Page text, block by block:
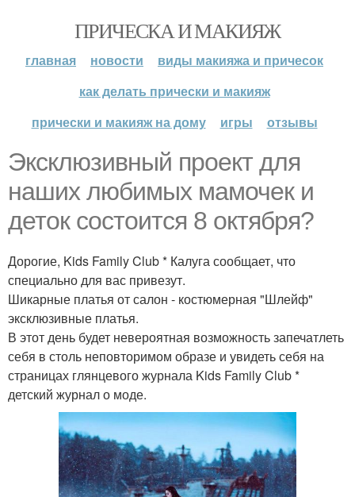
ПРИЧЕСКА И МАКИЯЖ
главная новости
виды макияжа и причесок
как делать прически и макияж
прически и макияж на дому
игры отзывы
Эксклюзивный проект для
наших любимых мамочек и
деток состоится 8 октября?
Дорогие, Kids Family Club * Калуга сообщает, что
специально для вас привезут.
Шикарные платья от салон - костюмерная "Шлейф"
эксклюзивные платья.
В этот день будет невероятная возможность запечатлеть
себя в столь неповторимом образе и увидеть себя на
страницах глянцевого журнала Kids Family Club *
детский журнал о моде.